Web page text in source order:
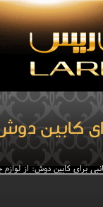
کابین
برای کابین دوش: از